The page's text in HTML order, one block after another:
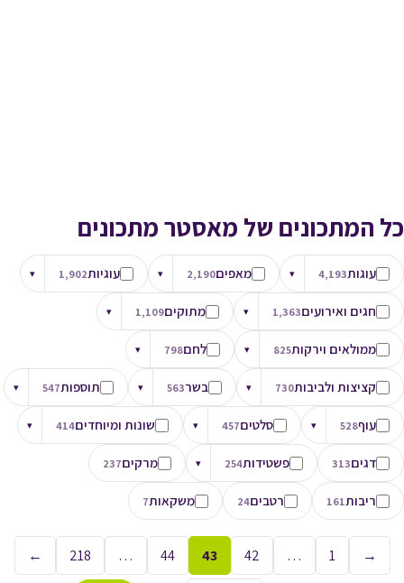
כל המתכונים של מאסטר מתכונים
עוגות4,193
▾ מאפים2,190
▾ עוגיות1,902
▾
חגים ואירועים1,363
▾ מתוקים1,109
▾
ממולאים וירקות825
▾ לחם798
▾
קציצות ולביבות730
▾ בשר563
▾ תוספות547
▾
עוף528
▾ סלטים457
▾ שונות ומיוחדים414
▾
דגים313 פשטידות254
▾ מרקים237
ריבות161 רטבים24 משקאות7
→
1
…
42
43
44
…
218
←